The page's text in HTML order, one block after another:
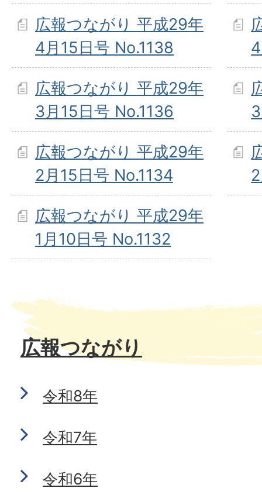
広報つながり 平成29年
4月15日号 No.1138
広報つながり 平成29年
3月15日号 No.1136
広報つながり 平成29年
2月15日号 No.1134
広報つながり 平成29年
1月10日号 No.1132
広報つながり
令和8年
令和7年
令和6年